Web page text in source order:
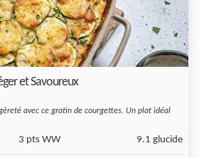
et Savoureux
avec ce gratin de courgettes. Un plat idéal
3 pts WW 9.1 glucide